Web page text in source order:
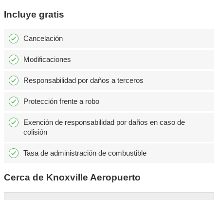
Incluye gratis
Cancelación
Modificaciones
Responsabilidad por daños a terceros
Protección frente a robo
Exención de responsabilidad por daños en caso de
colisión
Tasa de administración de combustible
Cerca de Knoxville Aeropuerto